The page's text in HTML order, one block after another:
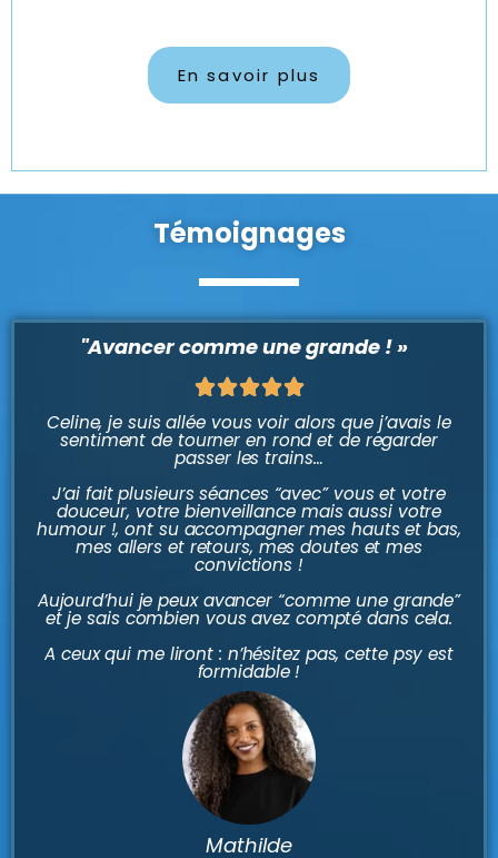
En savoir plus
Témoignages
"Avancer comme une grande ! »
Noté
5
sur
5
Celine, je suis allée vous voir alors que j’avais le
sentiment de tourner en rond et de regarder
passer les trains…
J’ai fait plusieurs séances “avec” vous et votre
douceur, votre bienveillance mais aussi votre
humour !, ont su accompagner mes hauts et bas,
mes allers et retours, mes doutes et mes
convictions !
Aujourd’hui je peux avancer “comme une grande”
et je sais combien vous avez compté dans cela.
A ceux qui me liront : n’hésitez pas, cette psy est
formidable !
Mathilde